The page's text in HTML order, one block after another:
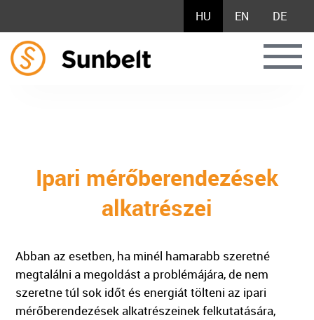
HU EN DE
Ipari mérőberendezések
alkatrészei
Abban az esetben, ha minél hamarabb szeretné
megtalálni a megoldást a problémájára, de nem
szeretne túl sok időt és energiát tölteni az ipari
mérőberendezések alkatrészeinek felkutatására,